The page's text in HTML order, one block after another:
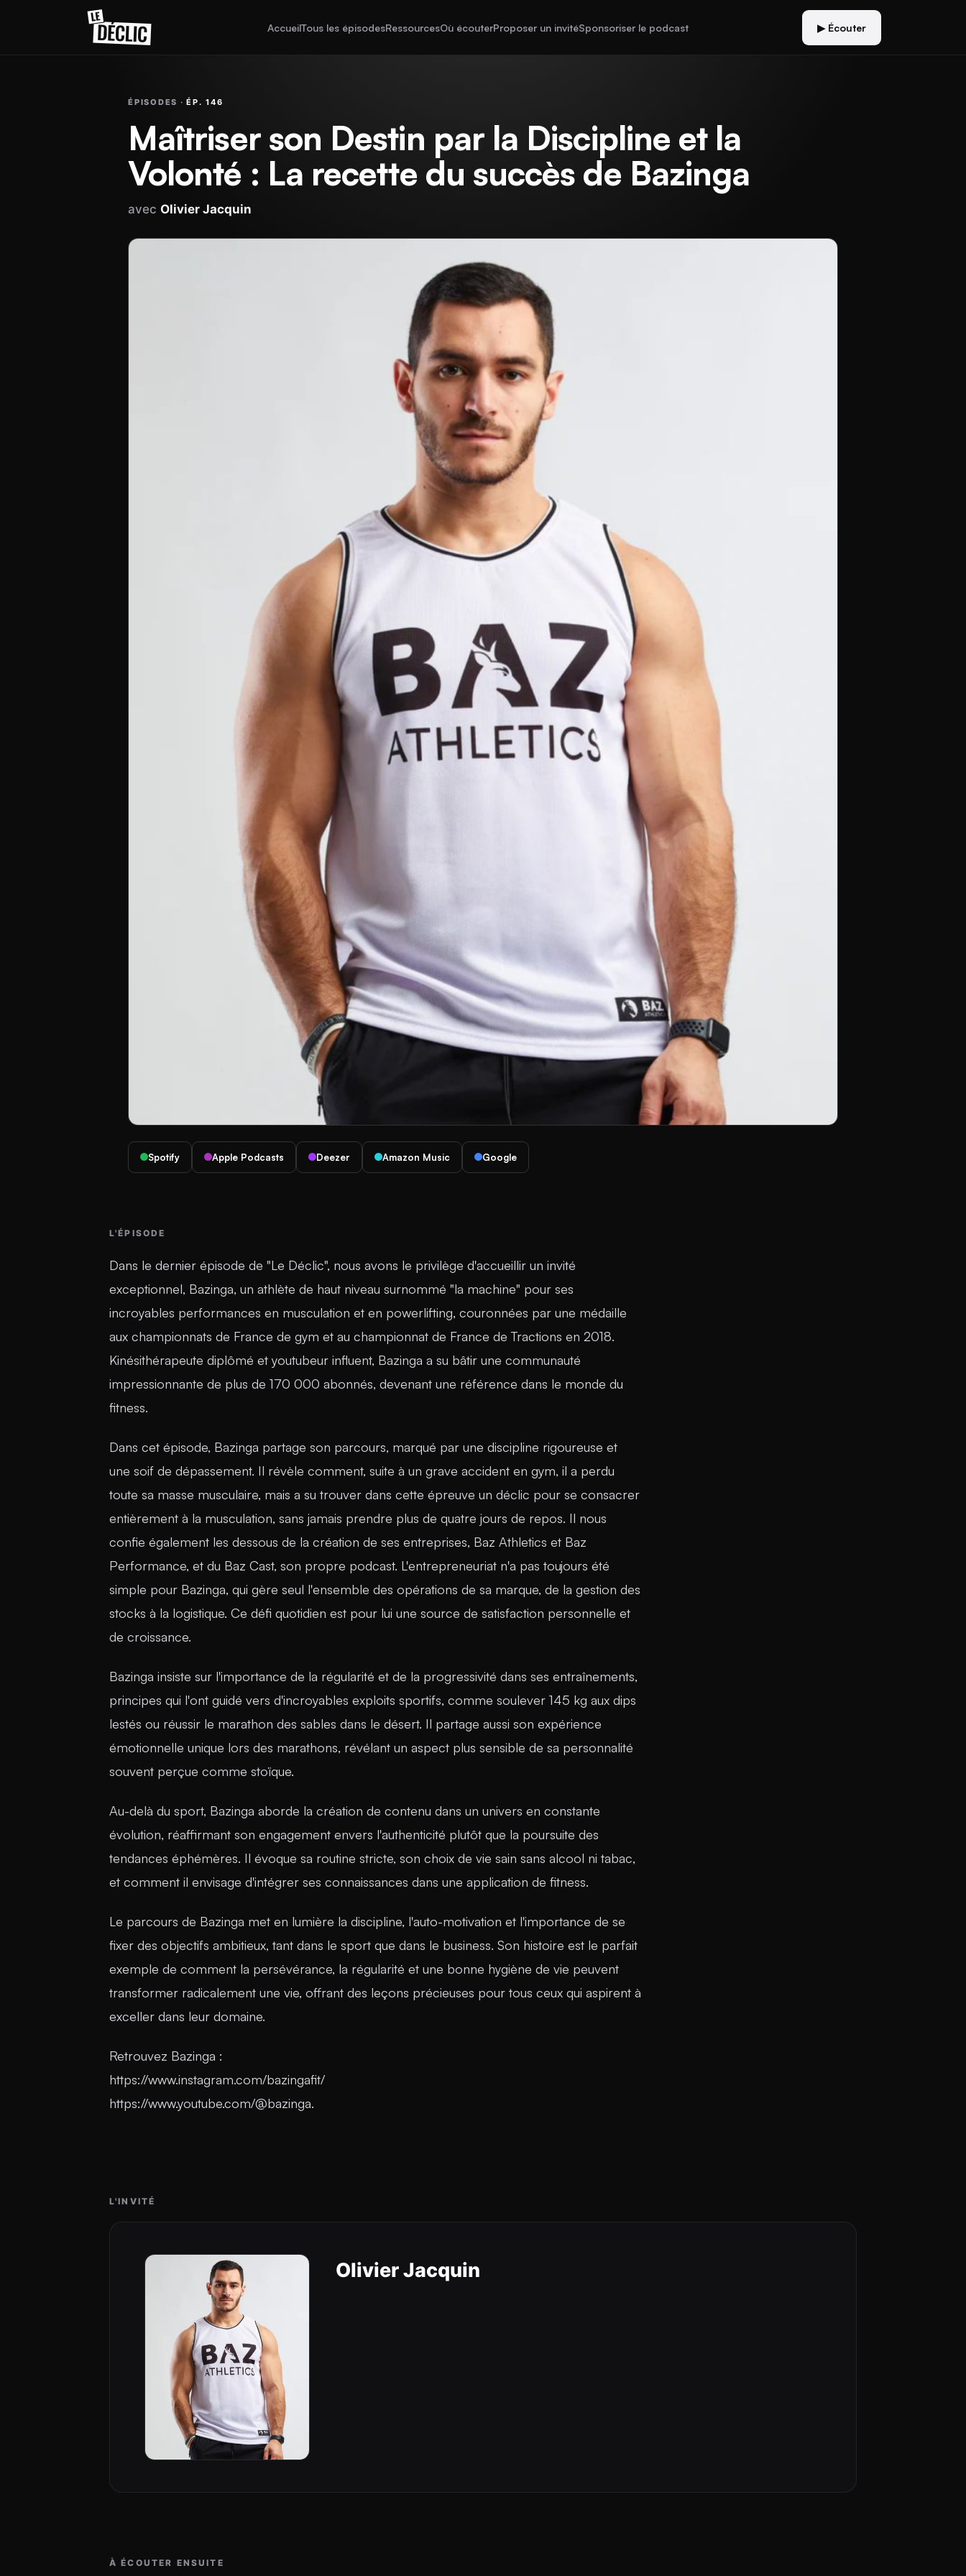
AccueilTous les épisodesRessourcesOù écouterProposer un invitéSponsoriser le podcast ▶ Écouter
ÉPISODES ·ÉP. 146
Maîtriser son Destin par la Discipline et la
Volonté : La recette du succès de Bazinga
avec Olivier Jacquin
Spotify Apple Podcasts Deezer Amazon Music Google
L'ÉPISODE
Dans le dernier épisode de "Le Déclic", nous avons le privilège d'accueillir un invité
exceptionnel, Bazinga, un athlète de haut niveau surnommé "la machine" pour ses
incroyables performances en musculation et en powerlifting, couronnées par une médaille
aux championnats de France de gym et au championnat de France de Tractions en 2018.
Kinésithérapeute diplômé et youtubeur influent, Bazinga a su bâtir une communauté
impressionnante de plus de 170 000 abonnés, devenant une référence dans le monde du
fitness.
Dans cet épisode, Bazinga partage son parcours, marqué par une discipline rigoureuse et
une soif de dépassement. Il révèle comment, suite à un grave accident en gym, il a perdu
toute sa masse musculaire, mais a su trouver dans cette épreuve un déclic pour se consacrer
entièrement à la musculation, sans jamais prendre plus de quatre jours de repos. Il nous
confie également les dessous de la création de ses entreprises, Baz Athletics et Baz
Performance, et du Baz Cast, son propre podcast. L'entrepreneuriat n'a pas toujours été
simple pour Bazinga, qui gère seul l'ensemble des opérations de sa marque, de la gestion des
stocks à la logistique. Ce défi quotidien est pour lui une source de satisfaction personnelle et
de croissance.
Bazinga insiste sur l'importance de la régularité et de la progressivité dans ses entraînements,
principes qui l'ont guidé vers d'incroyables exploits sportifs, comme soulever 145 kg aux dips
lestés ou réussir le marathon des sables dans le désert. Il partage aussi son expérience
émotionnelle unique lors des marathons, révélant un aspect plus sensible de sa personnalité
souvent perçue comme stoïque.
Au-delà du sport, Bazinga aborde la création de contenu dans un univers en constante
évolution, réaffirmant son engagement envers l'authenticité plutôt que la poursuite des
tendances éphémères. Il évoque sa routine stricte, son choix de vie sain sans alcool ni tabac,
et comment il envisage d'intégrer ses connaissances dans une application de fitness.
Le parcours de Bazinga met en lumière la discipline, l'auto-motivation et l'importance de se
fixer des objectifs ambitieux, tant dans le sport que dans le business. Son histoire est le parfait
exemple de comment la persévérance, la régularité et une bonne hygiène de vie peuvent
transformer radicalement une vie, offrant des leçons précieuses pour tous ceux qui aspirent à
exceller dans leur domaine.
Retrouvez Bazinga :
https://www.instagram.com/bazingafit/
https://www.youtube.com/@bazinga.
L'INVITÉ
Olivier Jacquin
À ÉCOUTER ENSUITE